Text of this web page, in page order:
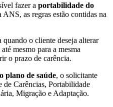
fazer a portabilidade do
as regras estão contidas na
o cliente deseja alterar
mesmo para a mesma
o prazo de carência.
plano de saúde, o solicitante
de Carências, Portabilidade
Migração e Adaptação.